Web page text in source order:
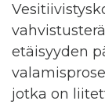
etäisyyden
jotka on